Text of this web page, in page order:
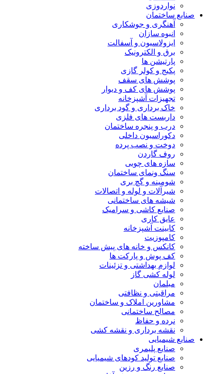
نواردوزی
صنایع ساختمان
آهنگری و جوشکاری
انبوه سازان
ایزولاسیون و آسفالت
برق و الکترونیک
پارتیشن ها
پکیج و کولر گازی
پوشش های سقف
پوشش های کف و دیوار
تجهیزات آشپزخانه
خاک برداری و گود برداری
داربست های فلزی
درب و پنجره ساختمان
دکوراسیون داخلی
دوخت و نصب پرده
روف گاردن
سازه های چوبی
سنگ ونمای ساختمان
شومینه و گچ بری
شیرآلات و لوله و اتصالات
شیشه های ساختمانی
صنایع کاشی و سرامیک
عایق کاری
کابینت آشپزخانه
کامپوزیت
کانکس و خانه های پیش ساخته
کف پوش و پارکت ها
لوازم بهداشتی و تزئینات
لوله کشی گاز
مبلمان
مراقبتی و نظافتی
مشاورین املاک و ساختمان
مصالح ساختمانی
نرده و حفاظ
نقشه برداری و نقشه کشی
صنایع شیمیایی
صنایع پلیمری
صنایع تولید کودهای شیمیایی
صنایع رنگ و رزین